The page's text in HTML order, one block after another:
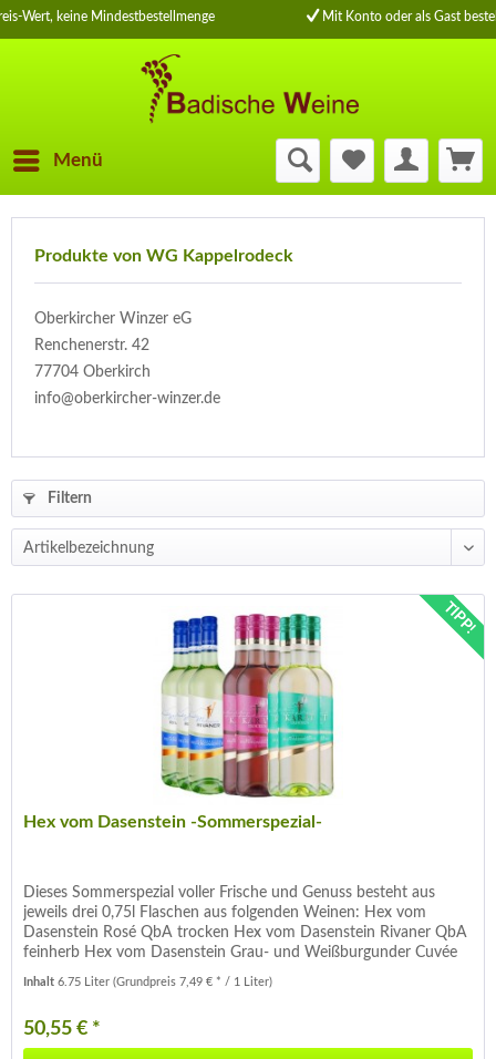
Wert, keine Mindestbestellmenge Mit Konto oder als Gast
Menü
Produkte von WG Kappelrodeck
Oberkircher Winzer eG
Renchenerstr. 42
77704 Oberkirch
info@oberkircher-winzer.de
Filtern
TIPP!
Hex vom Dasenstein -Sommerspezial-
Dieses Sommerspezial voller Frische und Genuss besteht aus
jeweils drei 0,75l Flaschen aus folgenden Weinen: Hex vom
Dasenstein Rosé QbA trocken Hex vom Dasenstein Rivaner QbA
feinherb Hex vom Dasenstein Grau- und Weißburgunder Cuvée
QbA...
Inhalt6.75 Liter(Grundpreis 7,49 € * / 1 Liter)
50,55 € *